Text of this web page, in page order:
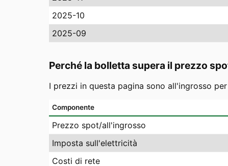
2025-10
2025-09
Perché la bolletta supera il prezzo
I prezzi in questa pagina sono all'ingrosso
Componente
Prezzo spot/all'ingrosso
Imposta sull'elettricità
Costi di rete